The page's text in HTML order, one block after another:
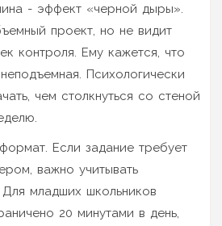
- эффект «черной дыры».
проект, но не видит
контроля. Ему кажется, что
Психологически
чем столкнуться со стеной
Если задание требует
важно учитывать
младших школьников
20 минутами в день,